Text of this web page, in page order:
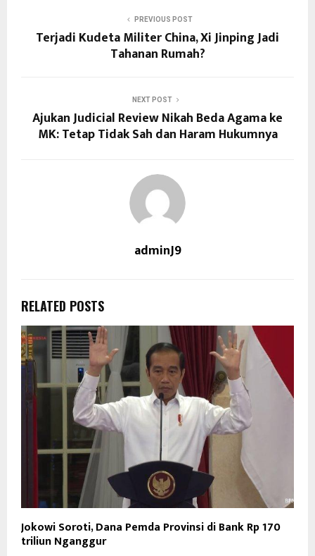
PREVIOUS POST
Terjadi Kudeta Militer China, Xi Jinping Jadi
Tahanan Rumah?
NEXT POST
Ajukan Judicial Review Nikah Beda Agama ke
MK: Tetap Tidak Sah dan Haram Hukumnya
adminJ9
RELATED POSTS
Jokowi Soroti, Dana Pemda Provinsi di Bank Rp 170
triliun Nganggur